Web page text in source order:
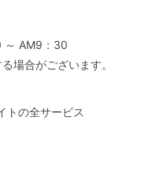
～ AM9：30
場合がございます。
トの全サービス